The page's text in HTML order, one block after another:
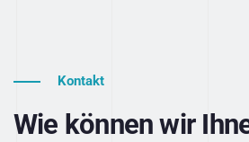
Kontakt
Wie können wir